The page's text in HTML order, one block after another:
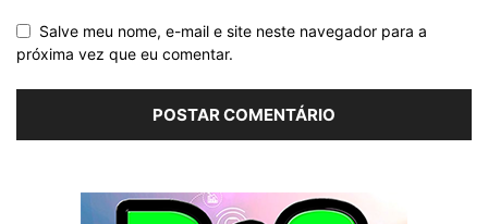
Salve meu nome, e-mail e site neste navegador para a
próxima vez que eu comentar.